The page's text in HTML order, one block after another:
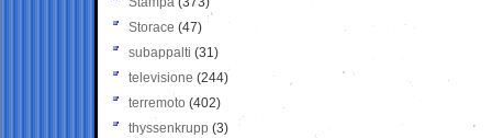
Storace (47)
subappalti (31)
televisione(244)
terremoto (402)
thyssenkrupp (3)